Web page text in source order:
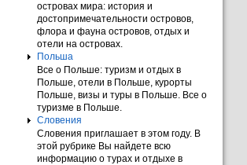
островах мира: история и
достопримечательности островов,
флора и фауна островов, отдых и
отели на островах.
Польша
Все о Польше: туризм и отдых в
Польше, отели в Польше, курорты
Польше, визы и туры в Польше. Все о
туризме в Польше.
Словения
Словения приглашает в этом году. В
этой рубрике Вы найдете всю
информацию о турах и отдыхе в